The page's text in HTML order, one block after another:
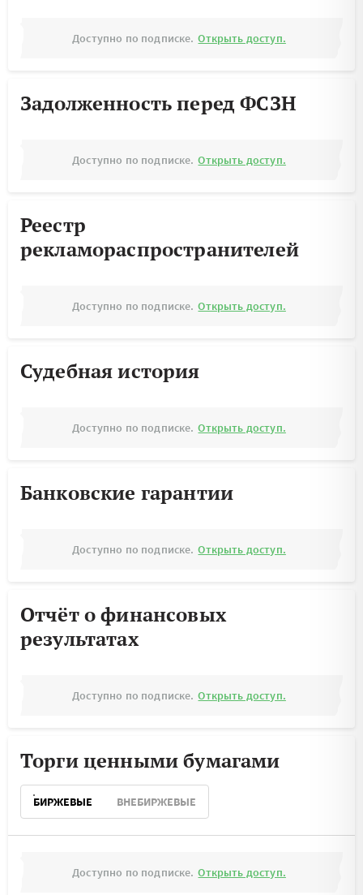
Доступно по подписке. Открыть доступ.
Задолженность перед ФСЗН
Доступно по подписке. Открыть доступ.
Реестр
рекламораспространителей
Доступно по подписке. Открыть доступ.
Судебная история
Доступно по подписке. Открыть доступ.
Банковские гарантии
Доступно по подписке. Открыть доступ.
Отчёт о финансовых
результатах
Доступно по подписке. Открыть доступ.
Торги ценными бумагами
БИРЖЕВЫЕ ВНЕБИРЖЕВЫЕ
Доступно по подписке. Открыть доступ.